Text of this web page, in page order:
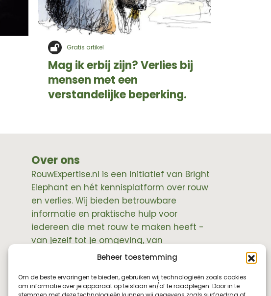
Beheer toestemming
Om de beste ervaringen te bieden, gebruiken wij technologieën zoals cookies
om informatie over je apparaat op te slaan en/of te raadplegen. Door in te
Gratis artikel
Mag ik erbij zijn? Verlies bij
mensen met een
verstandelijke beperking.
Over ons
RouwExpertise.nl is een initiatief van Bright
Elephant en hét kennisplatform over rouw
en verlies. Wij bieden betrouwbare
informatie en praktische hulp voor
iedereen die met rouw te maken heeft -
van jezelf tot je omgeving, van
professionals tot leidinggevenden.